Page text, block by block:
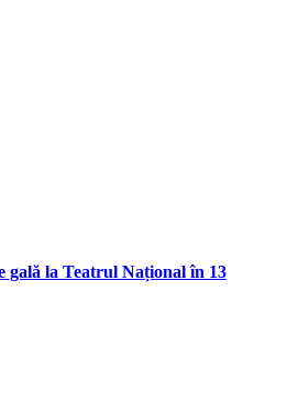
gală la Teatrul Național în 13